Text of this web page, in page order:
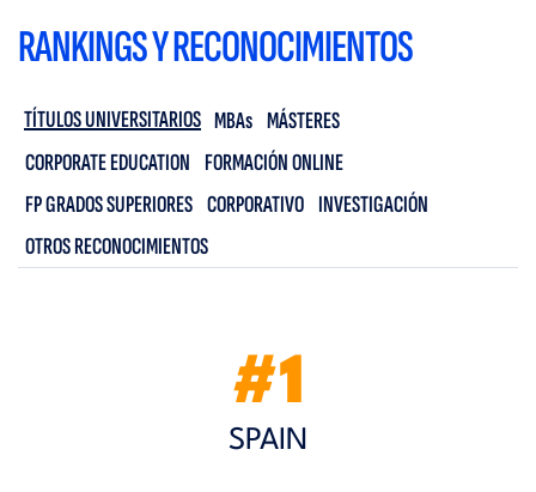
RANKINGS Y RECONOCIMIENTOS
TÍTULOS UNIVERSITARIOS MBAs MÁSTERES
CORPORATE EDUCATION FORMACIÓN ONLINE
FP GRADOS SUPERIORES CORPORATIVO INVESTIGACIÓN
OTROS RECONOCIMIENTOS
#1
SPAIN